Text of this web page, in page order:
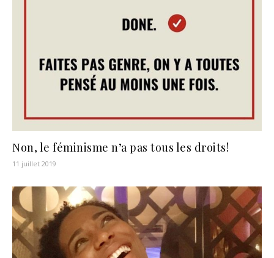
Non, le féminisme n’a pas tous les droits!
11 juillet 2019